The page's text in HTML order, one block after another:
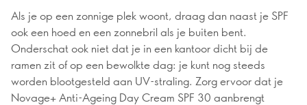
Als je op een zonnige plek woont, draag dan naast je SPF
ook een hoed en een zonnebril als je buiten bent.
Onderschat ook niet dat je in een kantoor dicht bij de
ramen zit of op een bewolkte dag: je kunt nog steeds
worden blootgesteld aan UV-straling. Zorg ervoor dat je
Novage+ Anti-Ageing Day Cream SPF 30 aanbrengt